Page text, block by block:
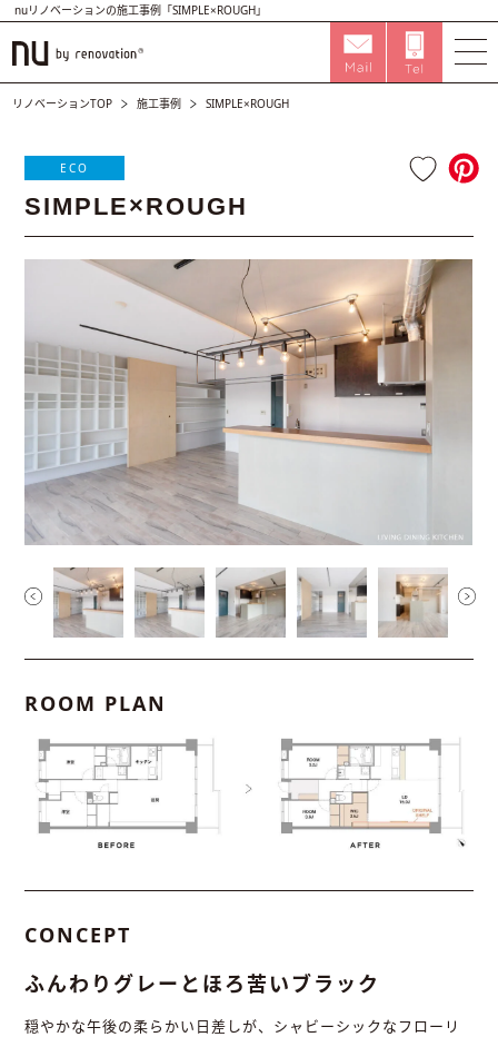
nuリノベーションの施工事例「SIMPLE×ROUGH」
リノベーションTOP 施工事例 SIMPLE×ROUGH
ECO
SIMPLE×ROUGH
ROOM PLAN
CONCEPT
ふんわりグレーとほろ苦いブラック
穏やかな午後の柔らかい日差しが、シャビーシックなフローリ